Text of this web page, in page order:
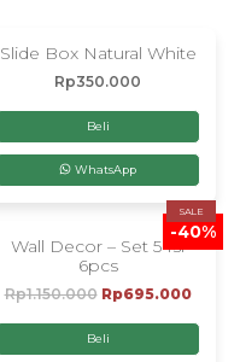
Slide Box Natural White
Rp350.000
Beli
WhatsApp
-40%
SALE
Wall Decor – Set 5 Isi
6pcs
Rp1.150.000 Rp695.000
Beli